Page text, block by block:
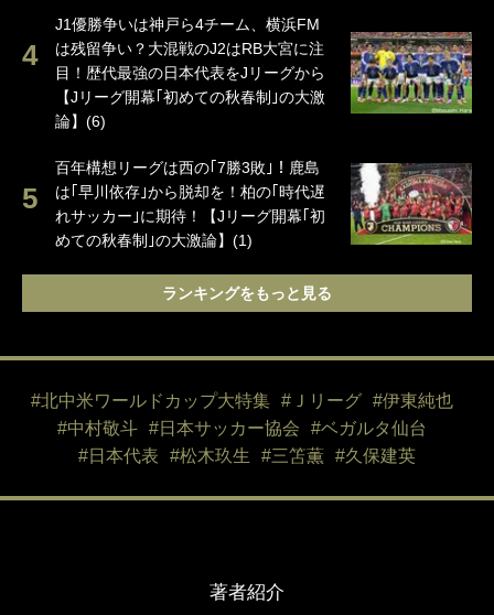
J1優勝争いは神戸ら4チーム、横浜FM
は残留争い？大混戦のJ2はRB大宮に注
目！歴代最強の日本代表をJリーグから
【Jリーグ開幕｢初めての秋春制｣の大激
論】(6)
百年構想リーグは西の｢7勝3敗｣！鹿島
は｢早川依存｣から脱却を！柏の｢時代遅
れサッカー｣に期待！【Jリーグ開幕｢初
めての秋春制｣の大激論】(1)
ランキングをもっと見る
#北中米ワールドカップ大特集 #Ｊリーグ
#伊東純也
#中村敬斗
#日本サッカー協会
#ベガルタ仙台
#日本代表
#松木玖生 #三笘薫 #久保建英
著者紹介